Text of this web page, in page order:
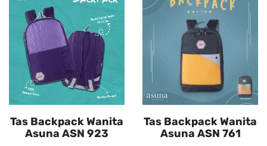
Tas Backpack Wanita
Asuna ASN 923
Tas Backpack Wanita
Asuna ASN 761